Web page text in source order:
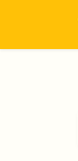
— डॉ.